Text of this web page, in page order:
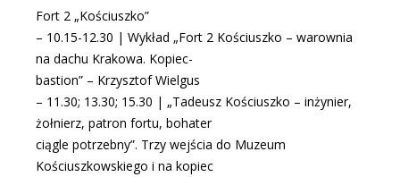
Fort 2 „Kościuszko”
– 10.15-12.30 | Wykład „Fort 2 Kościuszko – warownia
na dachu Krakowa. Kopiec-
bastion” – Krzysztof Wielgus
– 11.30; 13.30; 15.30 | „Tadeusz Kościuszko – inżynier,
żołnierz, patron fortu, bohater
ciągle potrzebny”. Trzy wejścia do Muzeum
Kościuszkowskiego i na kopiec